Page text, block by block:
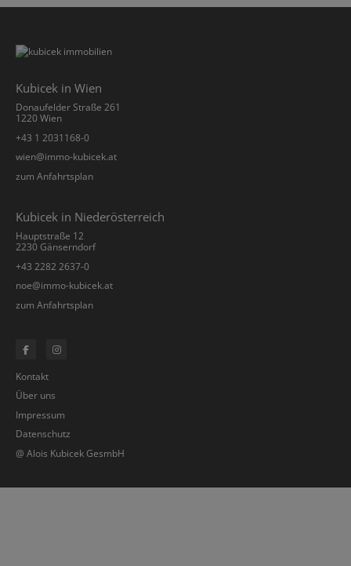
Kubicek in Wien
Donaufelder Straße 261
1220 Wien
+43 1 2031168-0
­wien@immo-kubicek.at
zum Anfahrtsplan
Kubicek in Niederösterreich
Hauptstraße 12
2230 Gänserndorf
+43 2282 2637-0
­noe@immo-kubicek.at
zum Anfahrtsplan
Kontakt
Über uns
Impressum
Datenschutz
@ Alois Kubicek GesmbH